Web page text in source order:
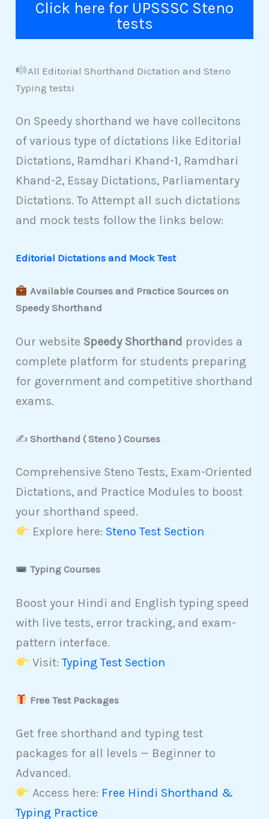
Click here for UPSSSC Steno
tests
All Editorial Shorthand Dictation and Steno
Typing testsi
On Speedy shorthand we have collecitons
of various type of dictations like Editorial
Dictations, Ramdhari Khand-1, Ramdhari
Khand-2, Essay Dictations, Parliamentary
Dictations. To Attempt all such dictations
and mock tests follow the links below:
Editorial Dictations and Mock Test
Available Courses and Practice Sources on
Speedy Shorthand
Our website Speedy Shorthand provides a
complete platform for students preparing
for government and competitive shorthand
exams.
✍️Shorthand ( Steno ) Courses
Comprehensive Steno Tests, Exam-Oriented
Dictations, and Practice Modules to boost
your shorthand speed.
Explore here: Steno Test Section
Typing Courses
Boost your Hindi and English typing speed
with live tests, error tracking, and exam-
pattern interface.
Visit: Typing Test Section
Free Test Packages
Get free shorthand and typing test
packages for all levels — Beginner to
Advanced.
Access here: Free Hindi Shorthand &
Typing Practice